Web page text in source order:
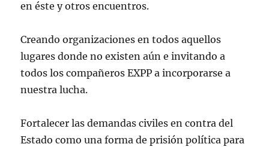
en éste y otros encuentros.
Creando organizaciones en todos aquellos
lugares donde no existen aún e invitando a
todos los compañeros EXPP a incorporarse a
nuestra lucha.
Fortalecer las demandas civiles en contra del
Estado como una forma de prisión política para